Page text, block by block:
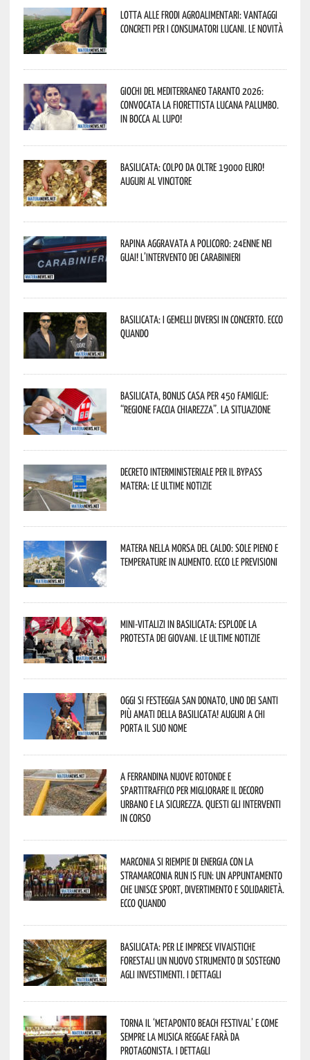
Lotta alle frodi agroalimentari: vantaggi
concreti per i consumatori lucani. Le novità
Giochi del Mediterraneo Taranto 2026:
convocata la fiorettista lucana Palumbo.
In bocca al lupo!
Basilicata: colpo da oltre 19000 Euro!
Auguri al vincitore
Rapina aggravata a Policoro: 24enne nei
guai! L’intervento dei Carabinieri
Basilicata: i Gemelli DiVersi in concerto. Ecco
quando
Basilicata, Bonus casa per 450 famiglie:
“Regione faccia chiarezza”. La situazione
Decreto interministeriale per il Bypass
Matera: le ultime notizie
Matera nella morsa del caldo: sole pieno e
temperature in aumento. Ecco le previsioni
Mini-vitalizi in Basilicata: esplode la
protesta dei giovani. Le ultime notizie
Oggi si festeggia San Donato, uno dei Santi
più amati della Basilicata! Auguri a chi
porta il suo nome
A Ferrandina nuove rotonde e
spartitraffico per migliorare il decoro
urbano e la sicurezza. Questi gli interventi
in corso
Marconia si riempie di energia con la
StraMarconia Run is Fun: un appuntamento
che unisce sport, divertimento e solidarietà.
Ecco quando
Basilicata: per le imprese vivaistiche
forestali un nuovo strumento di sostegno
agli investimenti. I dettagli
Torna il ‘Metaponto beach festival’ e come
sempre la musica reggae farà da
protagonista. I dettagli